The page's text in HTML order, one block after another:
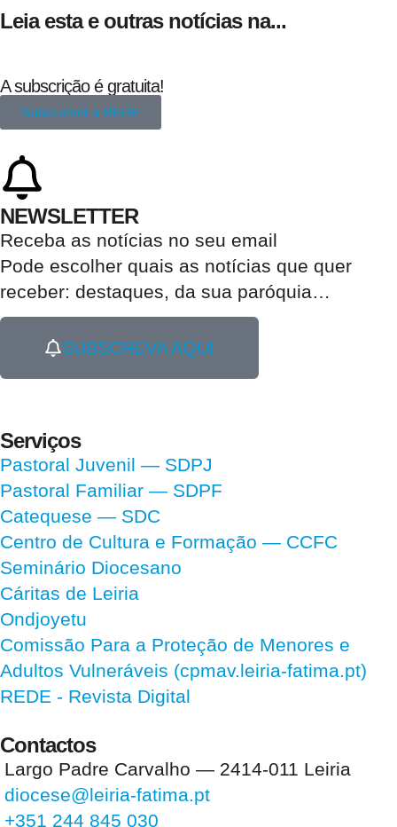
Leia esta e outras notícias na...
A subscrição é gratuita!
Subscrever a REDE
NEWSLETTER
Receba as notícias no seu email​
Pode escolher quais as notícias que quer
receber: destaques, da sua paróquia…
SUBSCREVA AQUI
Serviços
Pastoral Juvenil — SDPJ
Pastoral Familiar — SDPF
Catequese — SDC
Centro de Cultura e Formação — CCFC
Seminário Diocesano
Cáritas de Leiria
Ondjoyetu
Comissão Para a Proteção de Menores e
Adultos Vulneráveis (cpmav.leiria-fatima.pt)
REDE - Revista Digital
Contactos
Largo Padre Carvalho — 2414-011 Leiria
diocese@leiria-fatima.pt
+351 244 845 030